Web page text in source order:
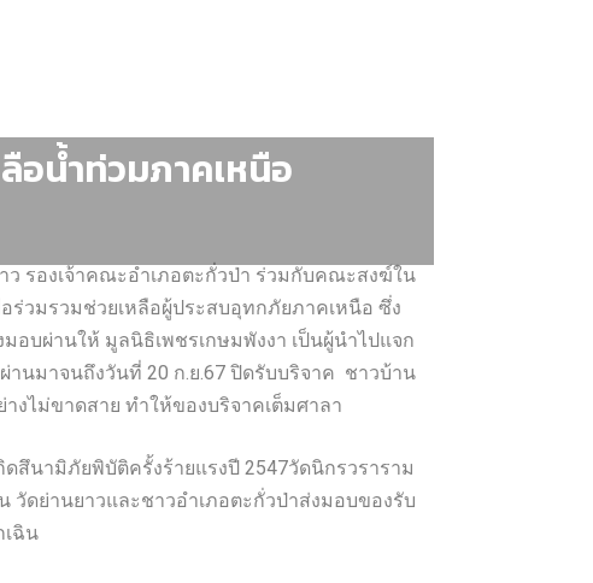
อน้ำท่วมภาคเหนือ
ว รองเจ้าคณะอำเภอตะกั่วป่า ร่วมกับคณะสงฆ์ใน
ร่วมรวมช่วยเหลือผู้ประสบอุทกภัยภาคเหนือ ซึ่ง
อบผ่านให้ มูลนิธิเพชรเกษมพังงา เป็นผู้นำไปแจก
านมาจนถึงวันที่ 20 ก.ย.67 ปิดรับบริจาค ชาวบ้าน
งไม่ขาดสาย ทำให้ของบริจาคเต็มศาลา
สึนามิภัยพิบัติครั้งร้ายแรงปี 2547วัดนิกรวราราม
ดย่านยาวและชาวอำเภอตะกั่วป่าส่งมอบของรับ
ฉิน